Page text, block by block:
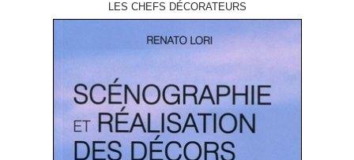
LES CHEFS DÉCORATEURS